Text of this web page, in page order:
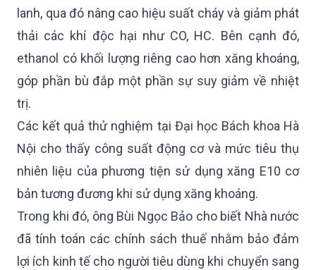
lanh, qua đó nâng cao hiệu suất cháy và giảm phát
thải các khí độc hại như CO, HC. Bên cạnh đó,
ethanol có khối lượng riêng cao hơn xăng khoáng,
góp phần bù đắp một phần sự suy giảm về nhiệt
trị.
Các kết quả thử nghiệm tại Đại học Bách khoa Hà
Nội cho thấy công suất động cơ và mức tiêu thụ
nhiên liệu của phương tiện sử dụng xăng E10 cơ
bản tương đương khi sử dụng xăng khoáng.
Trong khi đó, ông Bùi Ngọc Bảo cho biết Nhà nước
đã tính toán các chính sách thuế nhằm bảo đảm
lợi ích kinh tế cho người tiêu dùng khi chuyển sang